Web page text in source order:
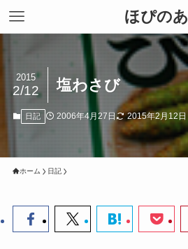
ほぴのあ
塩わさび
2015
2/12
日記 2006年4月27日 2015年2月12日
ホーム 日記